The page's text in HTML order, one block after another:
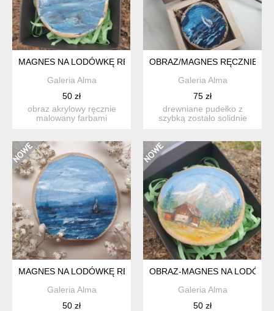
MAGNES NA LODÓWKĘ RĘCZNIE MALOWANY MEWY
Galeria Alma
50 zł
obraz akrylowy ręcznie
malowany farbami
OBRAZ/MAGNES RĘCZNIE
Galeria Alma
75 zł
drewniane pudełko z
szybką zostało solidnie
MAGNES NA LODÓWKĘ RĘCZNIE MALOWANY MEWY
Galeria Alma
50 zł
OBRAZ-MAGNES NA
Galeria Alma
50 zł